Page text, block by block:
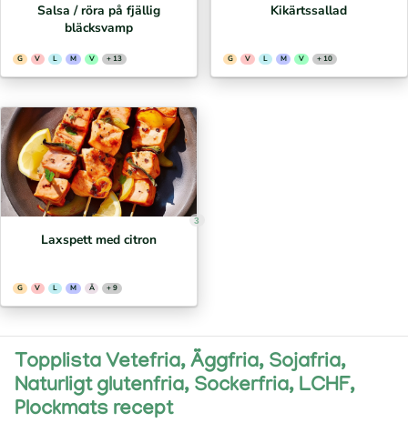
Salsa / röra på fjällig
bläcksvamp
G V L M V + 13
Kikärtssallad
G V L M V + 10
3
Laxspett med citron
G V L M Ä + 9
Topplista Vetefria, Äggfria, Sojafria,
Naturligt glutenfria, Sockerfria, LCHF,
Plockmats recept